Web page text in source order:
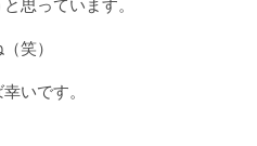
思っています。
笑）
いです。